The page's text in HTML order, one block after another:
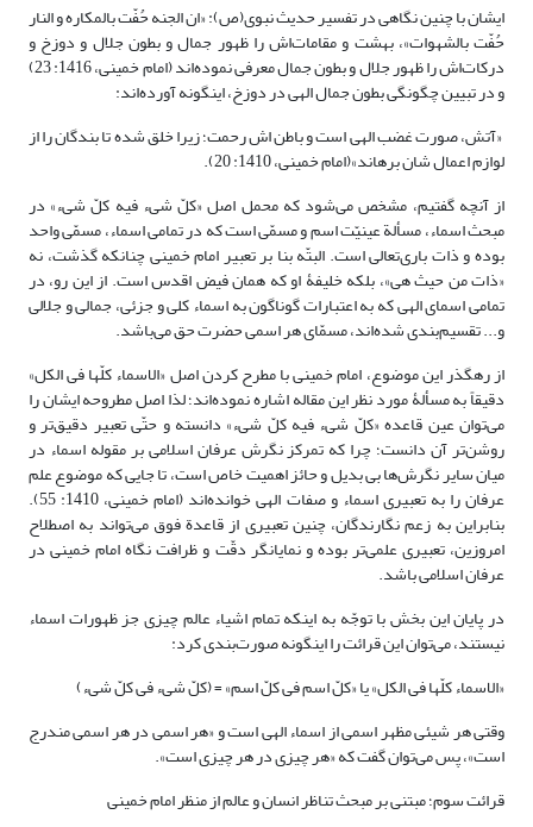
ایشان با چنین نگاهی در تفسیر حدیث نبوی(ص): «ان الجنه حُفّت بالمکاره و النار
حُفّت بالشهوات»، بهشت و مقامات‌اش را ظهور جمال و بطون جلال و دوزخ و
درکات‌اش را ظهور جلال و بطون جمال معرفی نموده‌اند (امام خمینی، 1416: 23)
و در تبیین چگونگی بطون جمال الهی در دوزخ، اینگونه آورده‌اند:
«آتش، صورت غضب الهی است و باطن‌ اش رحمت؛ زیرا خلق شده تا بندگان را از
لوازم اعمال شان برهاند»(امام خمینی، 1410: 20).
از آنچه گفتیم، مشخص می‌شود که محمل اصل «کلّ شیء فیه کلّ شیء» در
مبحث اسماء، مسألة عینیّت اسم و مسمّی است که در تمامی اسماء، مسمّی واحد
بوده و ذات باری‌تعالی است. البتّه بنا بر تعبیر امام خمینی چنانکه گذشت، نه
«ذات من حیث هی»، بلکه خلیفۀ او که همان فیض اقدس است. از این رو، در
تمامی اسمای الهی که به اعتبارات گوناگون به اسماء کلی و جزئی، جمالی و جلالی
و... تقسیم‌بندی شده‌اند، مسمّای هر اسمی حضرت حق می‌باشد.
از رهگذر این موضوع، امام خمینی با مطرح کردن اصل «الاسماء کلّها فی الکل»
دقیقاً به مسألۀ مورد نظر این مقاله اشاره نموده‌اند؛ لذا اصل مطروحه ایشان را
می‌توان عین قاعده «کلّ شیء فیه کلّ شیء» دانسته و حتّی تعبیر دقیق‌تر و
روشن‌تر آن دانست؛ چرا که تمرکز نگرش عرفان اسلامی بر مقوله اسماء در
میان سایر نگرش‌ها بی بدیل و حائز اهمیت خاص است، تا جایی که موضوع علم
عرفان را به تعبیری اسماء و صفات الهی خوانده‌اند (امام خمینی، 1410: 55).
بنابراین به زعم نگارندگان، چنین تعبیری از قاعدة فوق می‌تواند به اصطلاح
امروزین، تعبیری علمی‌تر بوده و نمایانگر دقّت و ظرافت نگاه امام خمینی در
عرفان اسلامی باشد.
در پایان این بخش با توجّه به اینکه تمام اشیاء عالم چیزی جز ظهورات اسماء
نیستند، می‌توان این قرائت را اینگونه صورت‌بندی کرد:
«الاسماء کلّها فی الکل» یا «کلّ اسم فی کلّ اسم» = (کلّ شیء فی کلّ شیء)
وقتی هر شیئی مظهر اسمی از اسماء الهی است و «هر اسمی در هر اسمی مندرج
است»، پس می‌توان گفت که «هر چیزی در هر چیزی است».
قرائت سوم؛ مبتنی بر مبحث تناظر انسان و عالم از منظر امام خمینی